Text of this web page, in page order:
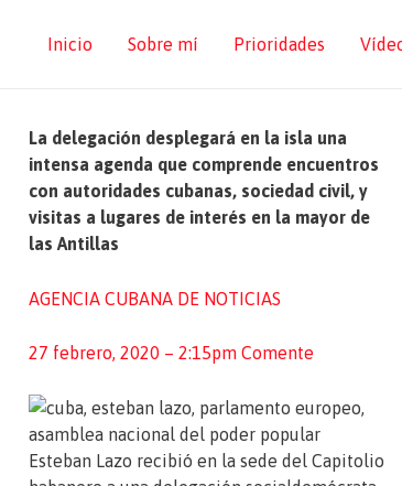
Inicio Sobre mí Prioridades
La delegación desplegará en la isla una
intensa agenda que comprende encuentros
con autoridades cubanas, sociedad civil, y
visitas a lugares de interés en la mayor de
las Antillas
AGENCIA CUBANA DE NOTICIAS
27 febrero, 2020 – 2:15pm Comente
Esteban Lazo recibió en la sede del Capitolio